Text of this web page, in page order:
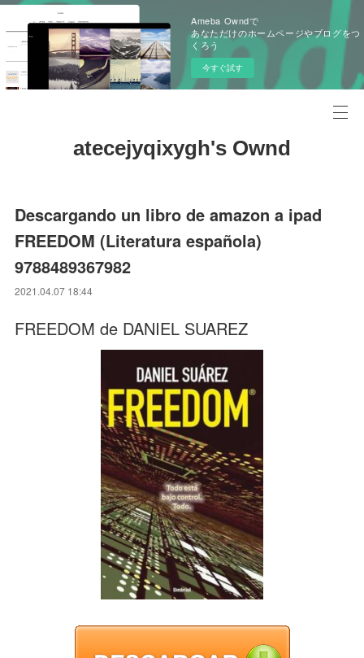
Ameba Owndで
あなただけのホームページやブログをつ
くろう
今すぐ試す
atecejyqixygh's Ownd
Descargando un libro de amazon a ipad
FREEDOM (Literatura española)
9788489367982
2021.04.07 18:44
FREEDOM de DANIEL SUAREZ